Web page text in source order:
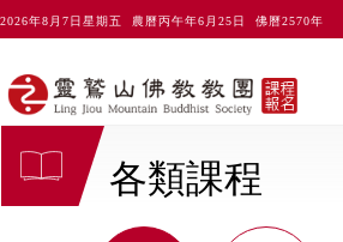
2026年8月7日星期五 農曆丙午年6月25日 佛曆2570年
各類課程